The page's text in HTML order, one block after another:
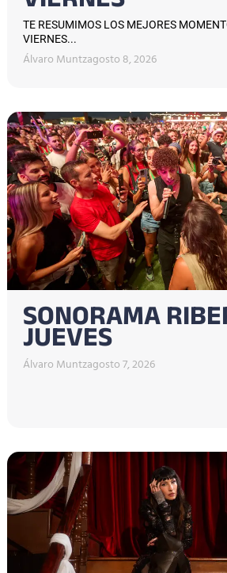
TE RESUMIMOS LOS MEJORES
VIERNES...
Álvaro Muntzagosto 8, 2026
SONORAMA
JUEVES
Álvaro Muntzagosto 7, 2026